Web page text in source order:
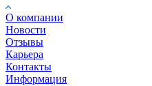
О компании
Новости
Отзывы
Карьера
Контакты
Информация